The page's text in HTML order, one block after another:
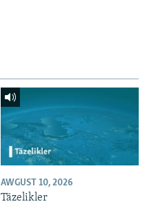
AWGUST 10, 2026
Täzelikler